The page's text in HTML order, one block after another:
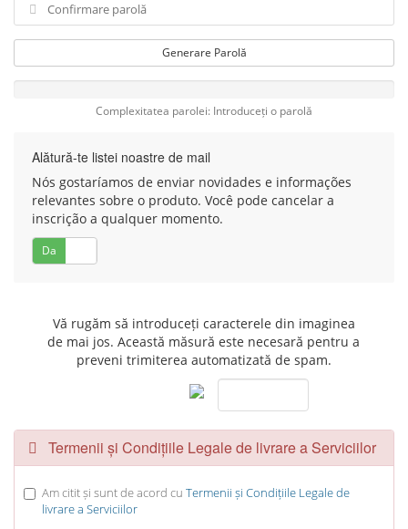
Generare Parolă
Complexitatea parolei: Introduceți o parolă
Alătură-te listei noastre de mail
Nós gostaríamos de enviar novidades e informações
relevantes sobre o produto. Você pode cancelar a
inscrição a qualquer momento.
Da
Vă rugăm să introduceți caracterele din imaginea
de mai jos. Această măsură este necesară pentru a
preveni trimiterea automatizată de spam.
Termenii și Condițiile Legale de livrare a Serviciilor
Am citit și sunt de acord cu Termenii și Condițiile Legale de
livrare a Serviciilor